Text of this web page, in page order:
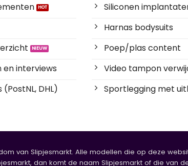
interviews
DHL)
Siliconen
Harnas bodysuits
Poep/plas content
Video tampon
Sportlegging met
van Slipjesmarkt. Alle modellen die op deze
dan komt de naam Slipjesmarkt of die van